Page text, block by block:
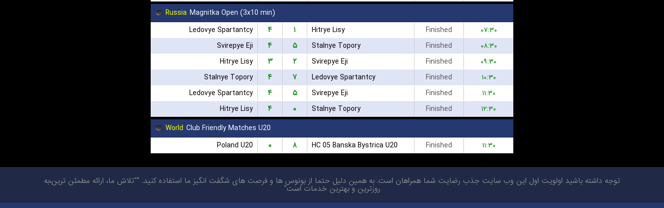
Russia Magnitka Open (3x10 min)
Ledovye Spartantcy
۴ ۱ Hitrye Lisy Finished
۰۷:۳۰
Svirepye Eji
۴ ۵ Stalnye Topory Finished
۰۸:۳۰
Hitrye Lisy
۳ ۲ Svirepye Eji Finished
۰۹:۳۰
Stalnye Topory
۴ ۷ Ledovye Spartantcy Finished
۱۰:۳۰
Ledovye Spartantcy
۴ ۵ Svirepye Eji Finished
۱۱:۳۰
Hitrye Lisy
۴ ۰ Stalnye Topory Finished
۱۲:۳۰
World Club Friendly Matches U20
Poland U20
۰ ۸ HC 05 Banska Bystrica U20 Finished ۱۱:۳۰
توجه داشته باشید اولویت اول این وب سایت جذب رضایت شما همراهان است. به همین دلیل حتما از بونوس ها و فرصت های شگفت انگیز ما استفاده کنید. ""تلاش ما، ارائه مطمئن ترین،به
روزترین و بهترین خدمات است"